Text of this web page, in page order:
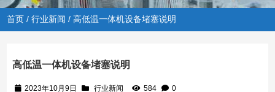
首页 /行业新闻 / 高低温一体机设备堵塞说明
高低温一体机设备堵塞说明
2023年10月9日 行业新闻 584 0